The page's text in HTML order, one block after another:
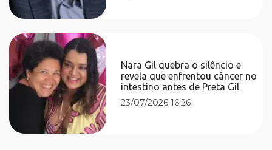
Nara Gil quebra o silêncio e
revela que enfrentou câncer no
intestino antes de Preta Gil
23/07/2026 16:26